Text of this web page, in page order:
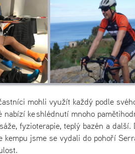
mohli využít každý podle
ke shlédnutí mnoho
fyzioterapie, teplý bazén a další.
jsme se vydali do pohoří